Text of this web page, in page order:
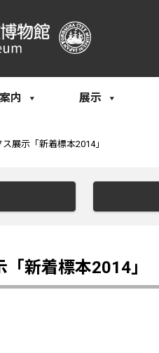
内 展示
ス展示「新着標本2014」
「新着標本2014」